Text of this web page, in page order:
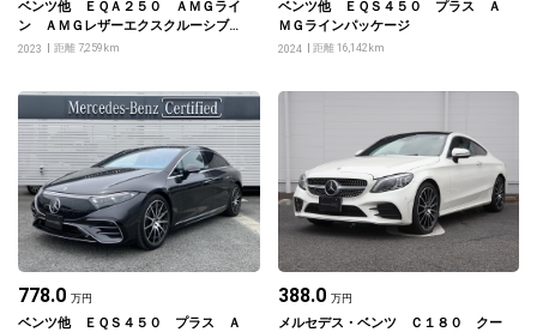
ベンツ他 ＥＱＡ２５０ ＡＭＧライ
ン ＡＭＧレザーエクスクルーシブパ
ッケージ
2023 距離 7,259km
ベンツ他 ＥＱＳ４５０ プラス Ａ
ＭＧラインパッケージ
2024 距離 16,142km
778.0 万円
ベンツ他 ＥＱＳ４５０ プラス Ａ
388.0 万円
メルセデス・ベンツ Ｃ１８０ クー